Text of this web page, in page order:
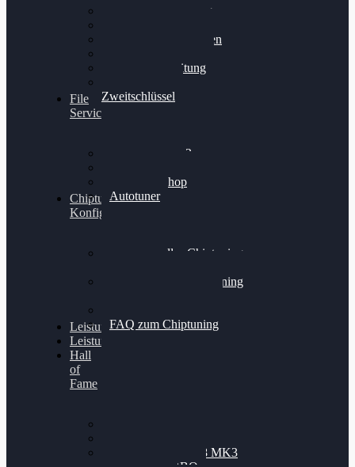
Getriebeoptimierung
Bremsscheiben planen
Felgenaufbereitung
Zweitschlüssel
File
Service
Alientech Kess3
Alientech Shop
Autotuner
Chiptuning
Konfigurator
Professionelles Chiptuning
Professionelles Chiptuning
FAQ zum Chiptuning
Leistungsmessung
Leistungsprüfstand
Hall
of
Fame
Nissan GT-R35 3.8 MK3